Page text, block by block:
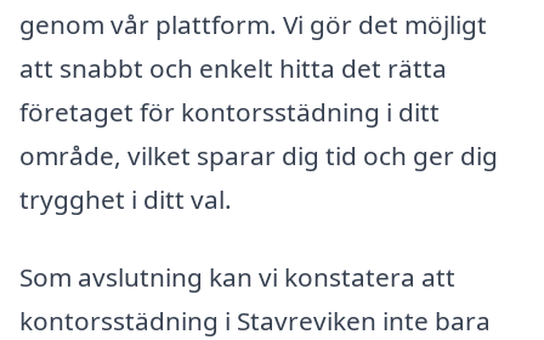
genom vår plattform. Vi gör det möjligt
att snabbt och enkelt hitta det rätta
företaget för kontorsstädning i ditt
område, vilket sparar dig tid och ger dig
trygghet i ditt val.
Som avslutning kan vi konstatera att
kontorsstädning i Stavreviken inte bara